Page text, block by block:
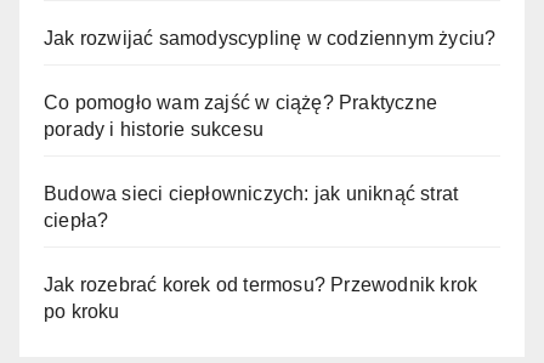
Jak rozwijać samodyscyplinę w codziennym życiu?
Co pomogło wam zajść w ciążę? Praktyczne
porady i historie sukcesu
Budowa sieci ciepłowniczych: jak uniknąć strat
ciepła?
Jak rozebrać korek od termosu? Przewodnik krok
po kroku